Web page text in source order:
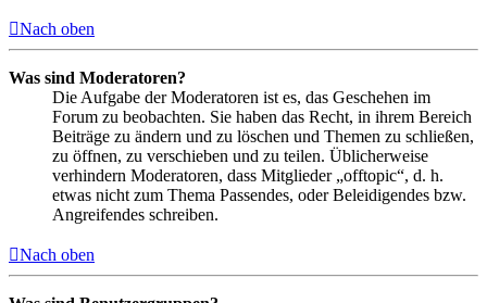
Nach oben
Was sind Moderatoren?
Die Aufgabe der Moderatoren ist es, das Geschehen im
Forum zu beobachten. Sie haben das Recht, in ihrem Bereich
Beiträge zu ändern und zu löschen und Themen zu schließen,
zu öffnen, zu verschieben und zu teilen. Üblicherweise
verhindern Moderatoren, dass Mitglieder „offtopic“, d. h.
etwas nicht zum Thema Passendes, oder Beleidigendes bzw.
Angreifendes schreiben.
Nach oben